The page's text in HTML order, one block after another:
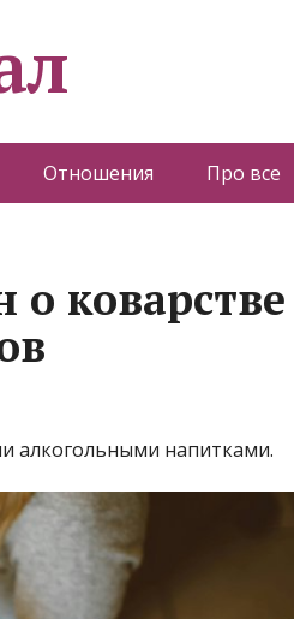
Отношения Про все
о коварстве
алкогольными напитками.